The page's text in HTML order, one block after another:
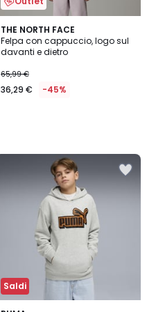
THE NORTH FACE
Felpa con cappuccio, logo sul
davanti e dietro
65,99 €
36,29 € -45%
Saldi